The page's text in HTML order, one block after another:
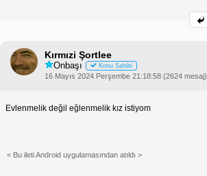
Kırmızi Şortlee
Onbaşı Konu Sahibi
16 Mayıs 2024 Perşembe 21:18:58 (2624 mesaj)
Evlenmelik değil eğlenmelik kız istiyom
< Bu ileti Android uygulamasından atıldı >